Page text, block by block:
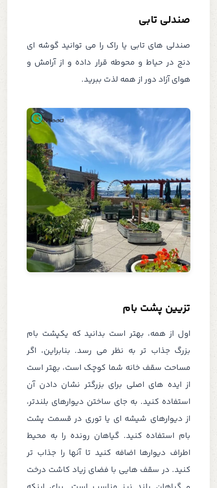
صندلی تابی
صندلی های تابی یا راک را می توانید گوشه ای
دنج در حیاط و محوطه قرار داده و از آرامش و
هوای آزاد دور از همه لذت ببرید.
تزیین پشت بام
اول از همه، بهتر است بدانید که یکپشت بام
بزرگ جذاب تر به نظر می رسد. بنابراین، اگر
مساحت سقف خانه شما کوچک است، بهتر است
از ایده های اصلی برای بزرگتر نشان دادن آن
استفاده کنید. به جای ساختن دیوارهای بلندتر،
از دیوارهای شیشه ای یا توری در قسمت پشت
بام استفاده کنید. گیاهان رونده را به محیط
اطراف دیوارها اضافه کنید تا آنها را جذاب تر
کنید. در سقف هایی با فضای زیاد کاشت درخت